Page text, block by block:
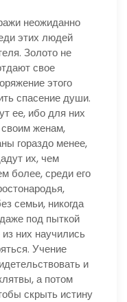
неожиданно
этих людей
Золото не
свое
этого
спасение души.
ее, ибо для них
своим женам,
гораздо менее,
их, чем
более, среди его
семьи, никогда
под пыткой
них научились
Учение
и
а потом
скрыть истину